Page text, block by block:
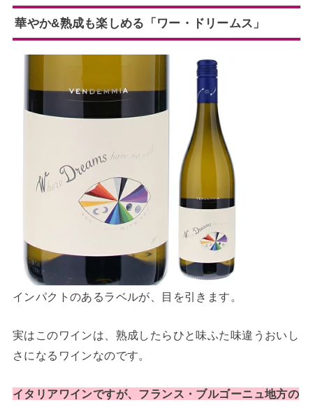
華やか&熟成も楽しめる「ワー・ドリームス」
インパクトのあるラベルが、目を引きます。
実はこのワインは、熟成したらひと味ふた味違うおいし
さになるワインなのです。
イタリアワインですが、フランス・ブルゴーニュ地方の